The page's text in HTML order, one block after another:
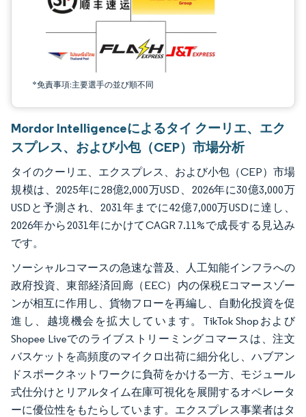
*免責事項:主要選手の並び順不同
Mordor Intelligenceによるタイ クーリエ、エク
スプレス、および小包（CEP）市場分析
タイのクーリエ、エクスプレス、および小包（CEP）市場
規模は、2025年に28億2,000万USD、2026年に30億3,000万
USDと予測され、2031年までに42億7,000万USDに達し、
2026年から2031年にかけてCAGR 7.11%で成長する見込み
です。
ソーシャルコマースの急速な普及、人工知能インフラへの
政府投資、東部経済回廊（EEC）内の保税Eコマースゾー
ンが相互に作用し、貨物フローを再編し、自動化投資を促
進し、越境機会を拡大しています。TikTok Shopおよび
Shopee Liveでのライブストリーミングコマースは、注文
バスケットを高頻度のマイクロ出荷に細分化し、ハブアン
ドスポークネットワークに負荷をかける一方、モジュール
式仕分けとリアルタイム在庫可視化を展開するオペレータ
ーに優位性をもたらしています。エクスプレス事業者はタ